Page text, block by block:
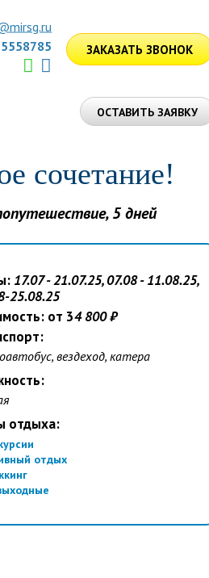
ЗАКАЗАТЬ ЗВОНОК
ОСТАВИТЬ ЗАЯВКУ
сочетание!
5 дней
17.07 - 21.07.25, 07.08 - 11.08.25,
25.08.25
от 34 800 ₽
вездеход, катера
отдыха:
отдых